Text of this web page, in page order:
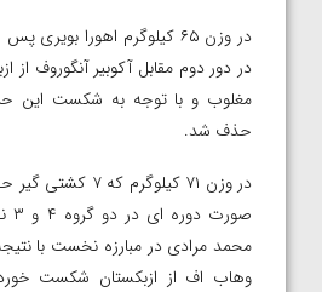
در وزن ۶۵ کیلوگرم اهورا
مغلوب و با توجه به شکست این
حذف شد.
در وزن ۷۱ کیلوگرم
وهاب اف از ازبکستان شکست